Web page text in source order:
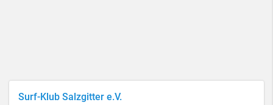
Surf-Klub Salzgitter e.V.